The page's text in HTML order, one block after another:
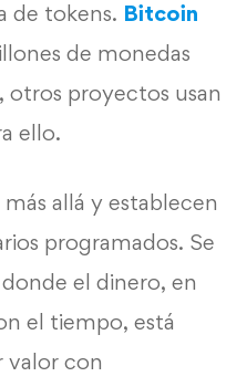
de tokens. Bitcoin
de monedas
otros proyectos usan
ello.
allá y establecen
programados. Se
el dinero, en
el tiempo, está
valor con